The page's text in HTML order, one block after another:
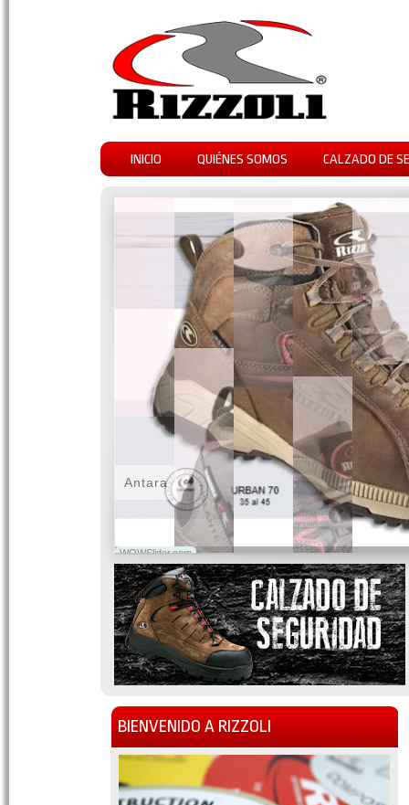
INICIO QUIÉNES SOMOS CALZADO DE
WOWSlider.com
Antara
BIENVENIDO A RIZZOLI